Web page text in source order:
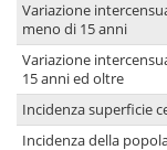
Variazione
meno di 15 anni
Variazione
15 anni ed oltre
Incidenza superficie
Incidenza della